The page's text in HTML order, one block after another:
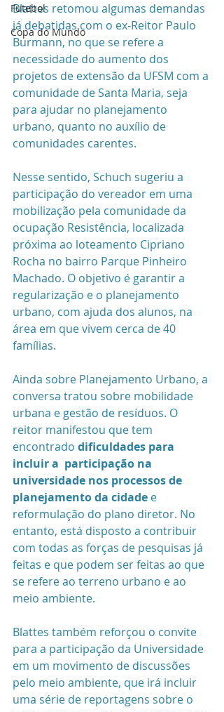
Futebol
Copa do Mundo
Blattes retomou algumas demandas
já debatidas com o ex-Reitor Paulo
Burmann, no que se refere a
necessidade do aumento dos
projetos de extensão da UFSM com a
comunidade de Santa Maria, seja
para ajudar no planejamento
urbano, quanto no auxílio de
comunidades carentes.
Nesse sentido, Schuch sugeriu a
participação do vereador em uma
mobilização pela comunidade da
ocupação Resistência, localizada
próxima ao loteamento Cipriano
Rocha no bairro Parque Pinheiro
Machado. O objetivo é garantir a
regularização e o planejamento
urbano, com ajuda dos alunos, na
área em que vivem cerca de 40
famílias.
Ainda sobre Planejamento Urbano, a
conversa tratou sobre mobilidade
urbana e gestão de resíduos. O
reitor manifestou que tem
encontrado dificuldades para
incluir a  participação na
universidade nos processos de
planejamento da cidade e
reformulação do plano diretor. No
entanto, está disposto a contribuir
com todas as forças de pesquisas já
feitas e que podem ser feitas ao que
se refere ao terreno urbano e ao
meio ambiente.
Blattes também reforçou o convite
para a participação da Universidade
em um movimento de discussões
pelo meio ambiente, que irá incluir
uma série de reportagens sobre o